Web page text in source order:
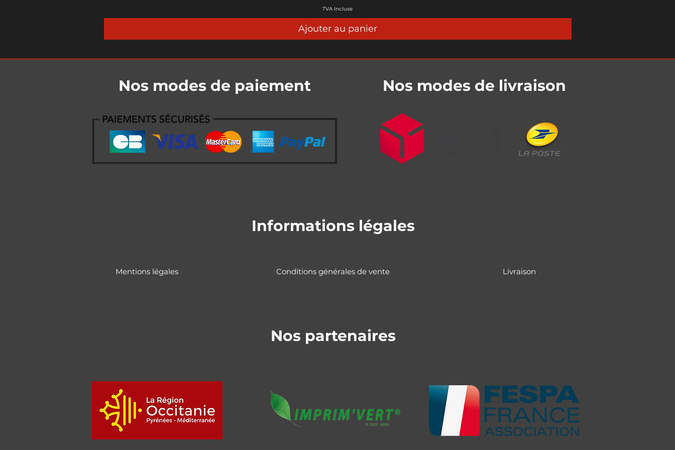
TVA Incluse
Ajouter au panier
Nos modes de paiement Nos modes de livraison
Informations légales
Mentions légales Conditions générales de vente Livraison
Nos partenaires